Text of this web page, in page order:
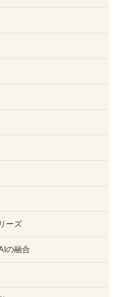
ーズ
の融合